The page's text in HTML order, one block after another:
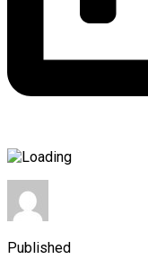
Published